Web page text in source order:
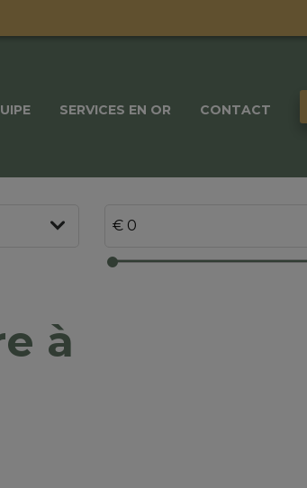
SERVICES EN OR CONTACT
à